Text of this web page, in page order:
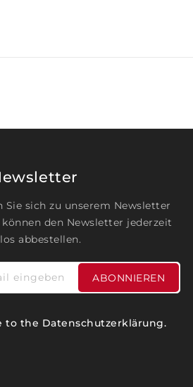
Sie sich zu unserem Newsletter
können den Newsletter jederzeit
abbestellen.
eingeben ABONNIEREN
to the Datenschutzerklärung.